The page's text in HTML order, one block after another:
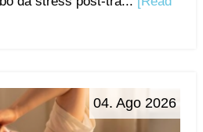
04. Ago 2026